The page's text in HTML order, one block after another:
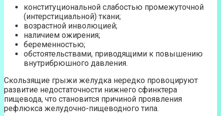
конституциональной слабостью промежуточной
(интерстициальной) ткани;
возрастной инволюцией;
наличием ожирения;
беременностью;
обстоятельствами, приводящими к повышению
внутрибрюшного давления.
Скользящие грыжи желудка нередко провоцируют
развитие недостаточности нижнего сфинктера
пищевода, что становится причиной проявления
рефлюкса желудочно-пищеводного типа.